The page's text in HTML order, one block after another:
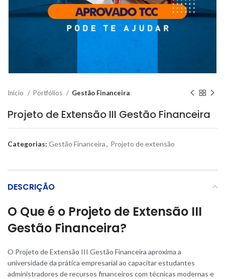
Início Portfólios Gestão Financeira
Projeto de Extensão III Gestão Financeira
Categorias: Gestão Financeira, Projeto de extensão
DESCRIÇÃO
O Que é o Projeto de Extensão III
Gestão Financeira?
O Projeto de Extensão III Gestão Financeira aproxima a
universidade da prática empresarial ao capacitar estudantes
administradores de recursos financeiros com técnicas modernas e